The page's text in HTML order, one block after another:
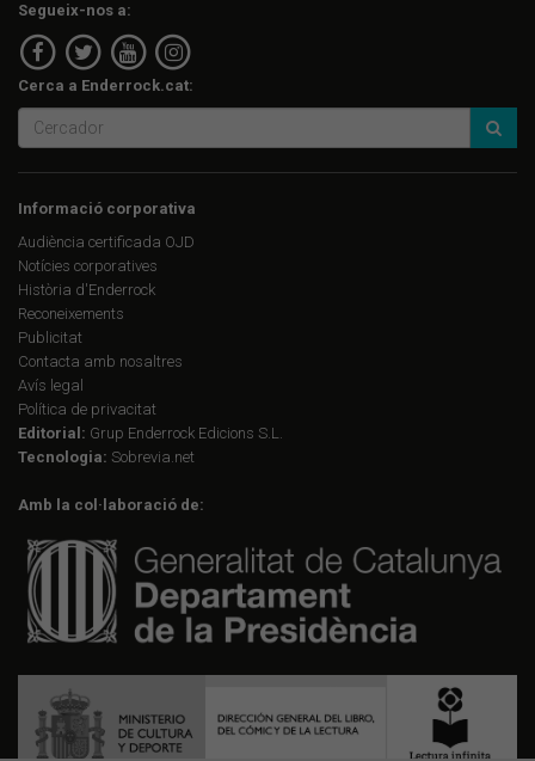
Segueix-nos a:
Cerca a Enderrock.cat:
Informació corporativa
Audiència certificada OJD
Notícies corporatives
Història d'Enderrock
Reconeixements
Publicitat
Contacta amb nosaltres
Avís legal
Política de privacitat
Editorial: Grup Enderrock Edicions S.L.
Tecnologia: Sobrevia.net
Amb la col·laboració de: